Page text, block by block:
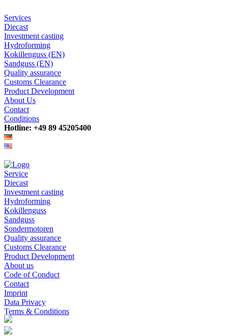
Services
Diecast
Investment casting
Hydroforming
Kokillenguss (EN)
Sandguss (EN)
Quality assurance
Customs Clearance
Product Development
About Us
Contact
Conditions
Hotline: +49 89 45205400
Service
Diecast
Investment casting
Hydroforming
Kokillenguss
Sandguss
Sondermotoren
Quality assurance
Customs Clearance
Product Development
About us
Code of Conduct
Contact
Imprint
Data Privacy
Terms & Conditions